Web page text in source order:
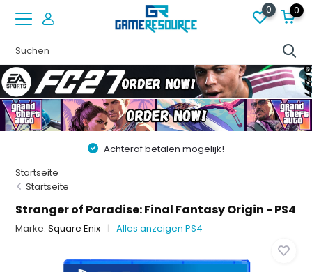
0 0
Achteraf betalen mogelijk!
Startseite
Startseite
Stranger of Paradise: Final Fantasy Origin - PS4
Marke:Square Enix Alles anzeigen PS4